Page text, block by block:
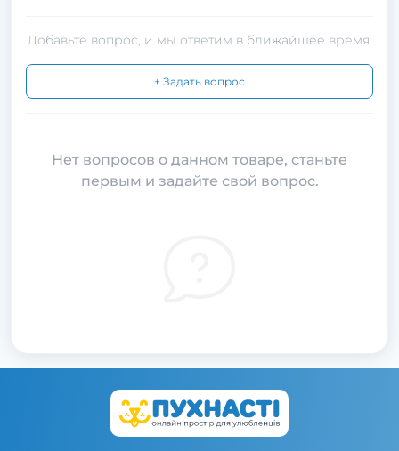
Добавьте вопрос, и мы ответим в ближайшее время.
+ Задать вопрос
Нет вопросов о данном товаре, станьте
первым и задайте свой вопрос.